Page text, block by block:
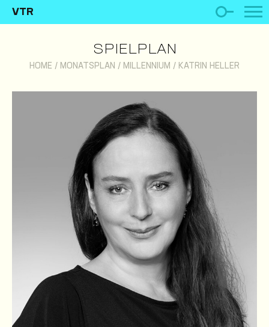
VTR
SPIELPLAN
HOME / MONATSPLAN / MILLENNIUM / KATRIN HELLER